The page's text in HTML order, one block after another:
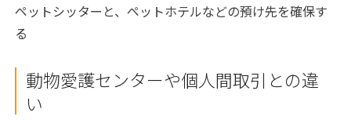
ペットシッターと、ペットホテルなどの預け先を確保す
る
動物愛護センターや個人間取引との違
い